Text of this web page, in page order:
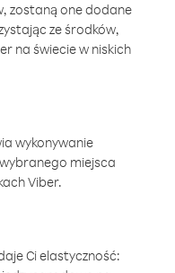
zostaną one dodane
ze środków,
na świecie w niskich
wykonywanie
miejsca
Viber.
Ci elastyczność: